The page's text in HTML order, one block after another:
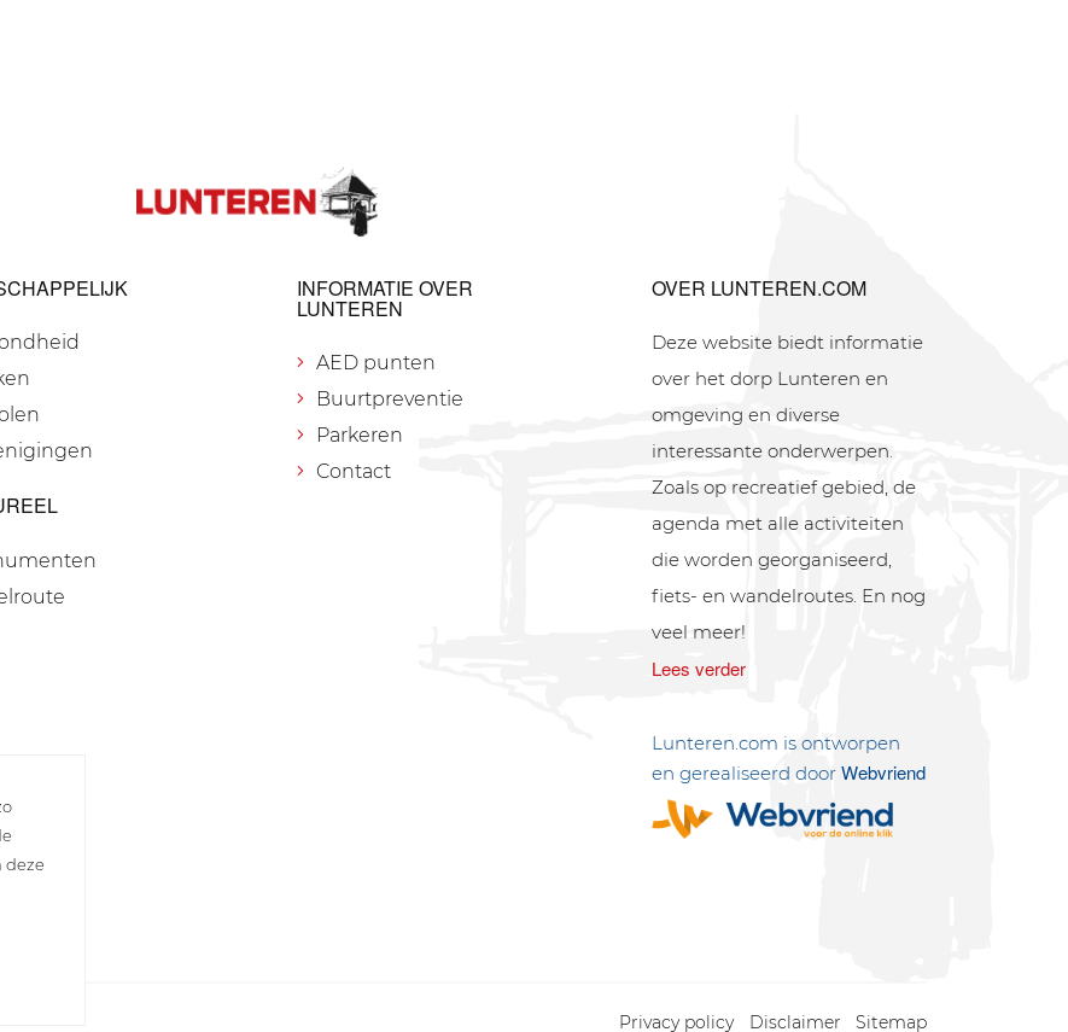
INFORMATIE OVER
LUNTEREN
AED punten
Buurtpreventie
Parkeren
Contact
OVER LUNTEREN.COM
Deze website biedt informatie
over het dorp Lunteren en
omgeving en diverse
interessante onderwerpen.
Zoals op recreatief gebied, de
agenda met alle activiteiten
die worden georganiseerd,
fiets- en wandelroutes. En nog
veel meer!
Lees verder
Lunteren.com is ontworpen
en gerealiseerd doorWebvriend
Privacy policy Disclaimer Sitemap
deze